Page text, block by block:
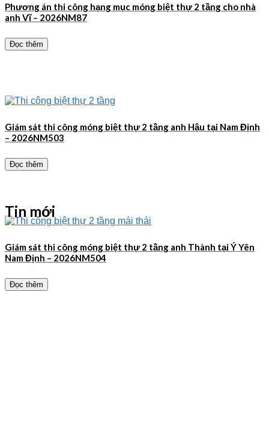
Phương án thi công hạng mục móng biệt thự 2 tầng cho nhà
anh Vĩ – 2026NM87
Đọc thêm
Giám sát thi công móng biệt thự 2 tầng anh Hậu tại Nam Định
– 2026NM503
Đọc thêm
Giám sát thi công móng biệt thự 2 tầng anh Thành tại Ý Yên
Nam Định – 2026NM504
Đọc thêm
Tin mới